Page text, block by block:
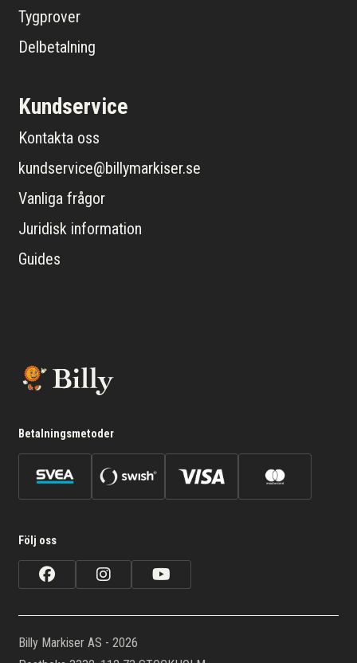
Tygprover
Delbetalning
Kundservice
Kontakta oss
kundservice@billymarkiser.se
Vanliga frågor
Juridisk information
Guides
Betalningsmetoder
Följ oss
Billy Markiser AS - 2026